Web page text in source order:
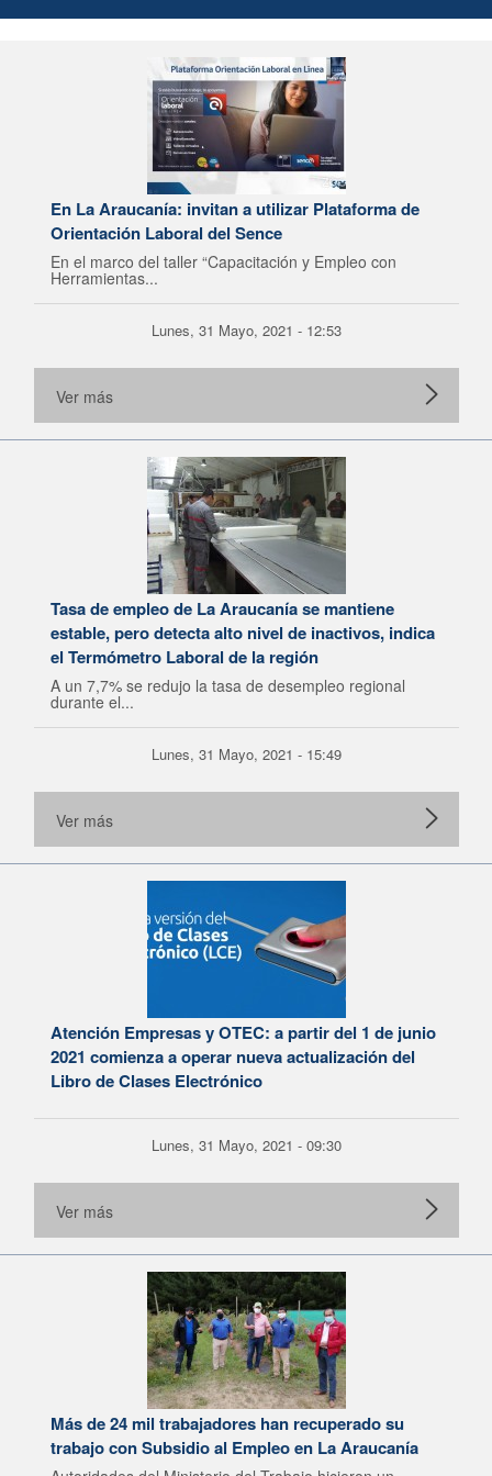
En La Araucanía: invitan a utilizar Plataforma de
Orientación Laboral del Sence
En el marco del taller “Capacitación y Empleo con
Herramientas...
Lunes, 31 Mayo, 2021 - 12:53
Ver más
Tasa de empleo de La Araucanía se mantiene
estable, pero detecta alto nivel de inactivos, indica
el Termómetro Laboral de la región
A un 7,7% se redujo la tasa de desempleo regional
durante el...
Lunes, 31 Mayo, 2021 - 15:49
Ver más
Atención Empresas y OTEC: a partir del 1 de junio
2021 comienza a operar nueva actualización del
Libro de Clases Electrónico
Lunes, 31 Mayo, 2021 - 09:30
Ver más
Más de 24 mil trabajadores han recuperado su
trabajo con Subsidio al Empleo en La Araucanía